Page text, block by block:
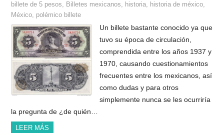
billete de 5 pesos, Billetes mexicanos, historia, historia de méxico,
México, polémico billete
Un billete bastante conocido ya que
tuvo su época de circulación,
comprendida entre los años 1937 y
1970, causando cuestionamientos
frecuentes entre los mexicanos, así
como dudas y para otros
simplemente nunca se les ocurriría
la pregunta de ¿de quién…
LEER MÁS